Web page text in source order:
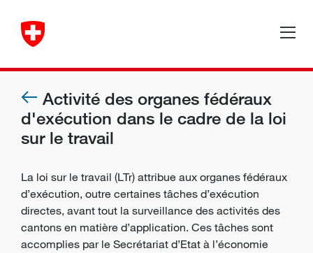
Activité des organes fédéraux
d'exécution dans le cadre de la loi
sur le travail
La loi sur le travail (LTr) attribue aux organes fédéraux
d’exécution, outre certaines tâches d’exécution
directes, avant tout la surveillance des activités des
cantons en matière d’application. Ces tâches sont
accomplies par le Secrétariat d’Etat à l’économie